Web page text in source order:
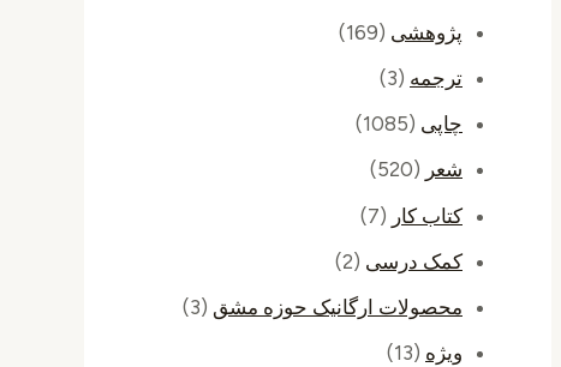
پژوهشی (169)
ترجمه (3)
چاپی (1085)
شعر (520)
کتاب کار (7)
کمک درسی (2)
محصولات ارگانیک حوزه مشق (3)
ویژه (13)